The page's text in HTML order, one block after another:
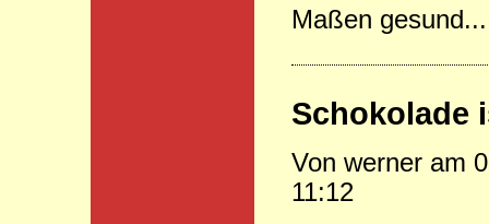
Maßen gesund...
Schokolade
Von werner am
11:12